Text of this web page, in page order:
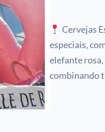
Cervejas
especiais,
elefante
combinando